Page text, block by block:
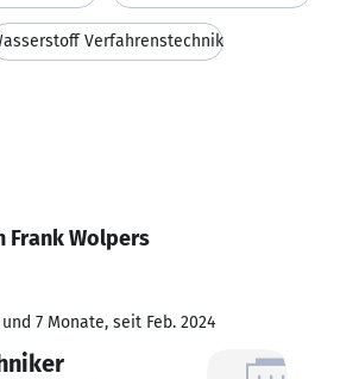
Verfahrenstechnik
Frank Wolpers
7 Monate, seit Feb. 2024